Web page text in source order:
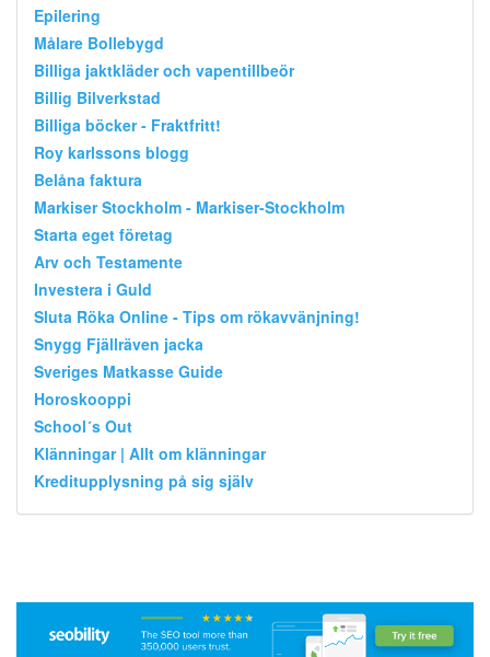
Epilering
Målare Bollebygd
Billiga jaktkläder och vapentillbeör
Billig Bilverkstad
Billiga böcker - Fraktfritt!
Roy karlssons blogg
Belåna faktura
Markiser Stockholm - Markiser-Stockholm
Starta eget företag
Arv och Testamente
Investera i Guld
Sluta Röka Online - Tips om rökavvänjning!
Snygg Fjällräven jacka
Sveriges Matkasse Guide
Horoskooppi
School´s Out
Klänningar | Allt om klänningar
Kreditupplysning på sig själv